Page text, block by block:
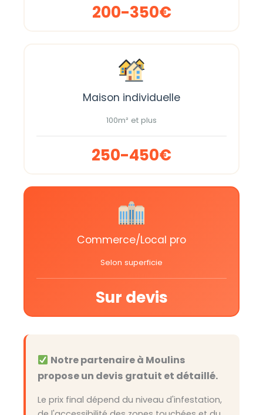
200-350€
Maison individuelle
100m² et plus
250-450€
Commerce/Local pro
Selon superficie
Sur devis
Notre partenaire à Moulins
propose un devis gratuit et détaillé.
Le prix final dépend du niveau d'infestation,